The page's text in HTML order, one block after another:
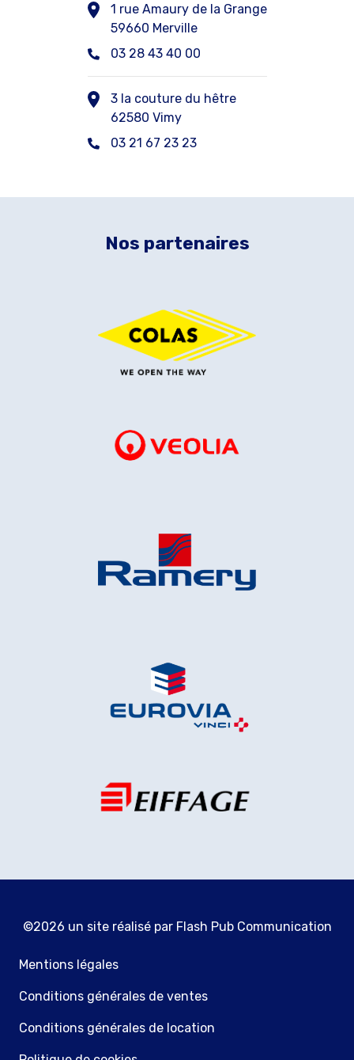
1 rue Amaury de la Grange
59660 Merville
03 28 43 40 00
3 la couture du hêtre
62580 Vimy
03 21 67 23 23
Nos partenaires
©2026 un site réalisé par Flash Pub Communication
Mentions légales
Conditions générales de ventes
Conditions générales de location